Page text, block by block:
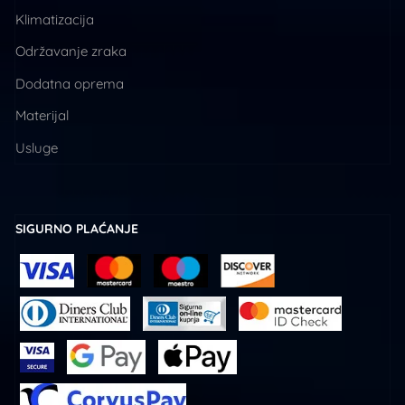
Klimatizacija
Održavanje zraka
Dodatna oprema
Materijal
Usluge
SIGURNO PLAĆANJE